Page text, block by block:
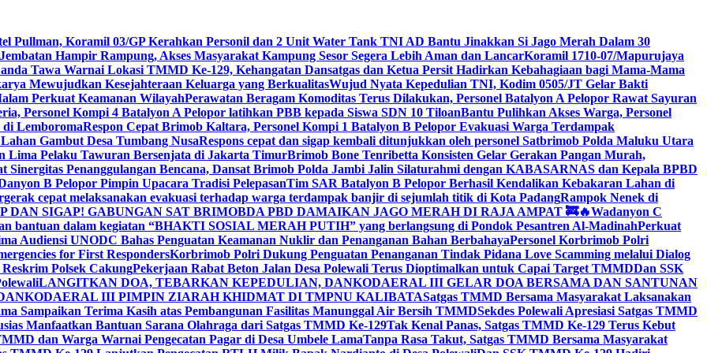
Pullman, Koramil 03/GP Kerahkan Personil dan 2 Unit Water Tank TNI AD Bantu Jinakkan Si Jago Merah Dalam 30
Hampir Rampung, Akses Masyarakat Kampung Sesor Segera Lebih Aman dan LancarKoramil 1710-07/Mapurujaya
Tawa Warnai Lokasi TMMD Ke-129, Kehangatan Dansatgas dan Ketua Persit Hadirkan Kebahagiaan bagi Mama-Mama
Mewujudkan Kesejahteraan Keluarga yang BerkualitasWujud Nyata Kepedulian TNI, Kodim 0505/JT Gelar Bakti
Perkuat Keamanan WilayahPerawatan Beragam Komoditas Terus Dilakukan, Personel Batalyon A Pelopor Rawat Sayuran
Personel Kompi 4 Batalyon A Pelopor latihkan PBB kepada Siswa SDN 10 TiloanBantu Pulihkan Akses Warga, Personel
LemboromaRespon Cepat Brimob Kaltara, Personel Kompi 1 Batalyon B Pelopor Evakuasi Warga Terdampak
Gambut Desa Tumbang NusaRespons cepat dan sigap kembali ditunjukkan oleh personel Satbrimob Polda Maluku Utara
Lima Pelaku Tawuran Bersenjata di Jakarta TimurBrimob Bone Tenribetta Konsisten Gelar Gerakan Pangan Murah,
Sinergitas Penanggulangan Bencana, Dansat Brimob Polda Jambi Jalin Silaturahmi dengan KABASARNAS dan Kepala BPBD
B Pelopor Pimpin Upacara Tradisi PelepasanTim SAR Batalyon B Pelopor Berhasil Kendalikan Kebakaran Lahan di
cepat melaksanakan evakuasi terhadap warga terdampak banjir di sejumlah titik di Kota PadangRampok Nenek di
DAN SIGAP! GABUNGAN SAT BRIMOBDA PBD DAMAIKAN JAGO MERAH DI RAJA AMPAT 🚒🔥Wadanyon C
bantuan dalam kegiatan “BHAKTI SOSIAL MERAH PUTIH” yang berlangsung di Pondok Pesantren Al-MadinahPerkuat
Audiensi UNODC Bahas Penguatan Keamanan Nuklir dan Penanganan Bahan BerbahayaPersonel Korbrimob Polri
for First RespondersKorbrimob Polri Dukung Penguatan Penanganan Tindak Pidana Love Scamming melalui Dialog
Polsek CakungPekerjaan Rabat Beton Jalan Desa Polewali Terus Dioptimalkan untuk Capai Target TMMDDan SSK
LANGITKAN DOA, TEBARKAN KEPEDULIAN, DANKODAERAL III GELAR DOA BERSAMA DAN SANTUNAN
III PIMPIN ZIARAH KHIDMAT DI TMPNU KALIBATASatgas TMMD Bersama Masyarakat Laksanakan
Sampaikan Terima Kasih atas Pembangunan Fasilitas Manunggal Air Bersih TMMDSekdes Polewali Apresiasi Satgas TMMD
Manfaatkan Bantuan Sarana Olahraga dari Satgas TMMD Ke-129Tak Kenal Panas, Satgas TMMD Ke-129 Terus Kebut
dan Warga Warnai Pengecatan Pagar di Desa Umbele LamaTanpa Rasa Takut, Satgas TMMD Bersama Masyarakat